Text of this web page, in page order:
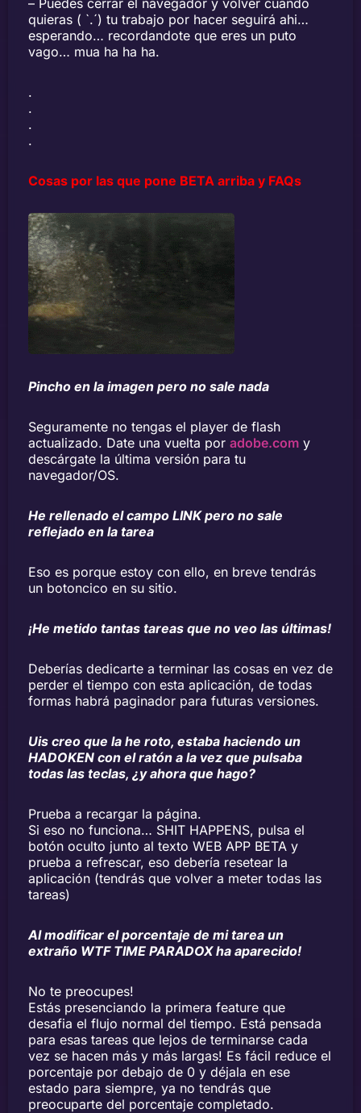
– Puedes cerrar el navegador y volver cuando
quieras ( `.´) tu trabajo por hacer seguirá ahi…
esperando… recordandote que eres un puto
vago… mua ha ha ha.
.
.
.
.
Cosas por las que pone BETA arriba y FAQs
Pincho en la imagen pero no sale nada
Seguramente no tengas el player de flash
actualizado. Date una vuelta por adobe.com y
descárgate la última versión para tu
navegador/OS.
He rellenado el campo LINK pero no sale
reflejado en la tarea
Eso es porque estoy con ello, en breve tendrás
un botoncico en su sitio.
¡He metido tantas tareas que no veo las últimas!
Deberías dedicarte a terminar las cosas en vez de
perder el tiempo con esta aplicación, de todas
formas habrá paginador para futuras versiones.
Uis creo que la he roto, estaba haciendo un
HADOKEN con el ratón a la vez que pulsaba
todas las teclas, ¿y ahora que hago?
Prueba a recargar la página.
Si eso no funciona… SHIT HAPPENS, pulsa el
botón oculto junto al texto WEB APP BETA y
prueba a refrescar, eso debería resetear la
aplicación (tendrás que volver a meter todas las
tareas)
Al modificar el porcentaje de mi tarea un
extraño WTF TIME PARADOX ha aparecido!
No te preocupes!
Estás presenciando la primera feature que
desafia el flujo normal del tiempo. Está pensada
para esas tareas que lejos de terminarse cada
vez se hacen más y más largas! Es fácil reduce el
porcentaje por debajo de 0 y déjala en ese
estado para siempre, ya no tendrás que
preocuparte del porcentaje completado.